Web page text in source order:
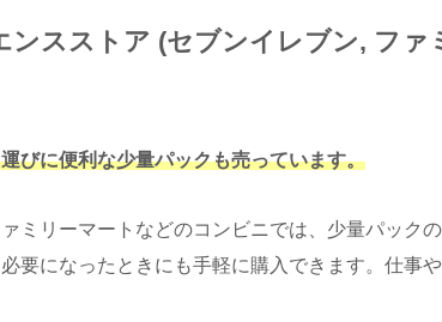
ンスストア (セブンイレブン, ファ
びに便利な少量パックも売っています。
ミリーマートなどのコンビニでは、少量パック
要になったときにも手軽に購入できます。仕事